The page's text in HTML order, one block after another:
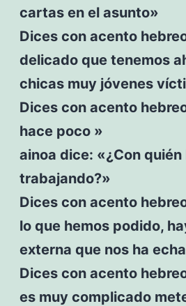
cartas en el asunto»
Dices con acento
delicado que tenemos
chicas muy jóvenes
Dices con acento
hace poco »
ainoa dice: «¿Con
trabajando?»
Dices con acento
lo que hemos podido,
externa que nos ha
Dices con acento
es muy complicado